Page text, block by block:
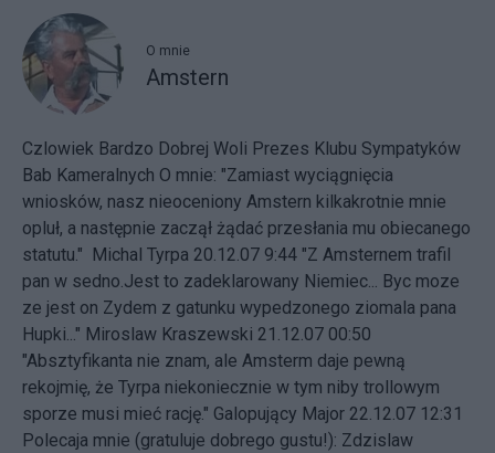
O mnie
Amstern
Czlowiek Bardzo Dobrej Woli Prezes Klubu Sympatyków
Bab Kameralnych O mnie: "Zamiast wyciągnięcia
wniosków, nasz nieoceniony Amstern kilkakrotnie mnie
opluł, a następnie zaczął żądać przesłania mu obiecanego
statutu." Michal Tyrpa 20.12.07 9:44 "Z Amsternem trafil
pan w sedno.Jest to zadeklarowany Niemiec... Byc moze
ze jest on Zydem z gatunku wypedzonego ziomala pana
Hupki..." Miroslaw Kraszewski 21.12.07 00:50
"Absztyfikanta nie znam, ale Amsterm daje pewną
rekojmię, że Tyrpa niekoniecznie w tym niby trollowym
sporze musi mieć rację." Galopujący Major 22.12.07 12:31
Polecaja mnie (gratuluje dobrego gustu!): Zdzislaw